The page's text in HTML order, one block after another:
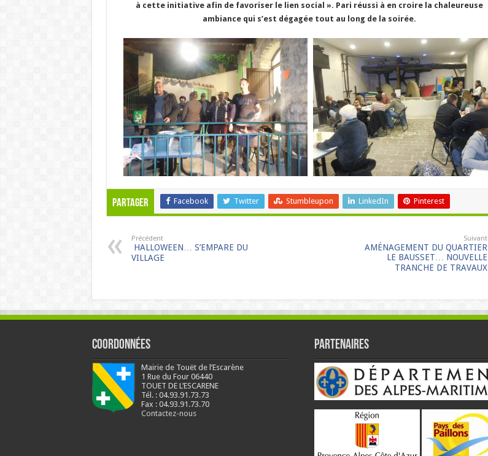
à cette initiative afin de favoriser le lien social ». Pari réussi à en croire la chaleureuse
ambiance qui s’est dégagée tout au long de la soirée.
Partager Facebook Twitter Stumbleupon LinkedIn Pinterest
Précédent
HALLOWEEN… S’EMPARE DU
VILLAGE
Suivant
AMÉNAGEMENT DU QUARTIER
LE BAUSSET… NOUVELLE
TRANCHE DE TRAVAUX
Coordonnées
Mairie de Touët de l’Escarène
1 Rue du Four 06440
TOUET DE L’ESCARENE
Tél. : 04.93.91.73.73
Fax : 04.93.91.73.70
Contactez-nous
Partenaires